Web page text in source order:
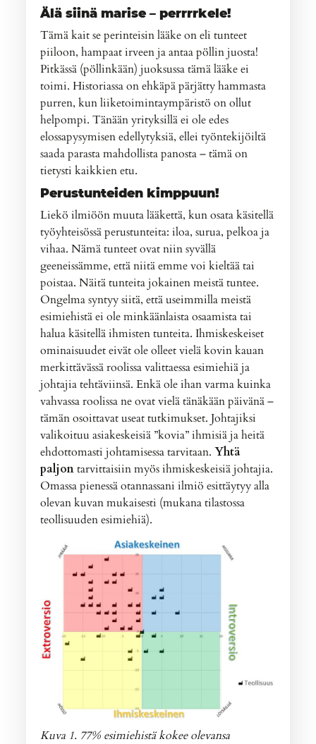
Älä siinä marise – perrrrkele!
Tämä kait se perinteisin lääke on eli tunteet
piiloon, hampaat irveen ja antaa pöllin juosta!
Pitkässä (pöllinkään) juoksussa tämä lääke ei
toimi. Historiassa on ehkäpä pärjätty hammasta
purren, kun liiketoimintaympäristö on ollut
helpompi. Tänään yrityksillä ei ole edes
elossapysymisen edellytyksiä, ellei työntekijöiltä
saada parasta mahdollista panosta – tämä on
tietysti kaikkien etu.
Perustunteiden kimppuun!
Liekö ilmiöön muuta lääkettä, kun osata käsitellä
työyhteisössä perustunteita: iloa, surua, pelkoa ja
vihaa. Nämä tunteet ovat niin syvällä
geeneissämme, että niitä emme voi kieltää tai
poistaa. Näitä tunteita jokainen meistä tuntee.
Ongelma syntyy siitä, että useimmilla meistä
esimiehistä ei ole minkäänlaista osaamista tai
halua käsitellä ihmisten tunteita. Ihmiskeskeiset
ominaisuudet eivät ole olleet vielä kovin kauan
merkittävässä roolissa valittaessa esimiehiä ja
johtajia tehtäviinsä. Enkä ole ihan varma kuinka
vahvassa roolissa ne ovat vielä tänäkään päivänä –
tämän osoittavat useat tutkimukset. Johtajiksi
valikoituu asiakeskeisiä ”kovia” ihmisiä ja heitä
ehdottomasti johtamisessa tarvitaan.Yhtä
paljontarvittaisiin myös ihmiskeskeisiä johtajia.
Omassa pienessä otannassani ilmiö esittäytyy alla
olevan kuvan mukaisesti (mukana tilastossa
teollisuuden esimiehiä).
Kuva 1. 77% esimiehistä kokee olevansa